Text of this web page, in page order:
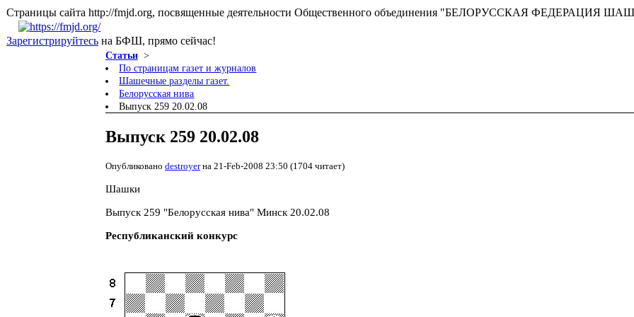
Страницы сайта http://fmjd.org, посвященные деятельности Общественного объединения "БЕЛОРУССКАЯ ФЕДЕРАЦИЯ
Зарегистрируйтесь на БФШ, прямо сейчас!
Статьи >
По страницам газет и журналов
Шашечные разделы газет.
Белорусская нива
Выпуск 259 20.02.08
Выпуск 259 20.02.08
Опубликовано destroyerна 21-Feb-2008 23:50 (1704 читает)
Шашки
Выпуск 259 "Белорусская нива" Минск 20.02.08
Республиканский конкурс